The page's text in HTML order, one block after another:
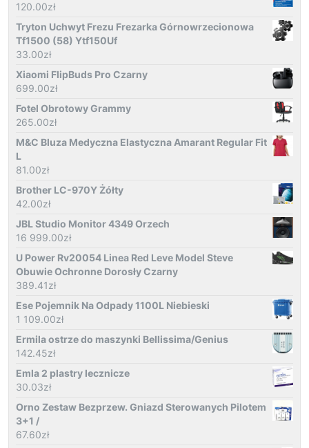
120.00zł
Tryton Uchwyt Frezu Frezarka Górnowrzecionowa
Tf1500 (58) Ytf150Uf
33.00zł
Xiaomi FlipBuds Pro Czarny
699.00zł
Fotel Obrotowy Grammy
265.00zł
M&C Bluza Medyczna Elastyczna Amarant Regular Fit
L
81.00zł
Brother LC-970Y Żółty
42.00zł
JBL Studio Monitor 4349 Orzech
16 999.00zł
U Power Rv20054 Linea Red Leve Model Steve
Obuwie Ochronne Dorosły Czarny
389.41zł
Ese Pojemnik Na Odpady 1100L Niebieski
1 109.00zł
Ermila ostrze do maszynki Bellissima/Genius
142.45zł
Emla 2 plastry lecznicze
30.03zł
Orno Zestaw Bezprzew. Gniazd Sterowanych Pilotem
3+1 /
67.60zł